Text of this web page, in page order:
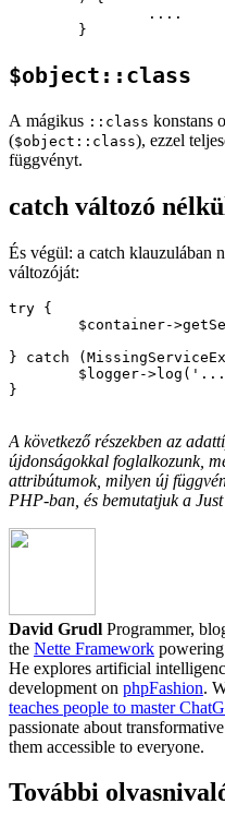
$object::class
A mágikus ::class konstans
($object::class), ezzel
függvényt.
catch változó
És végül: a catch klauzulában
változóját:
try {
} catch
}
A következő részekben az
újdonságokkal foglalkozunk,
attribútumok, milyen új
PHP-ban, és bemutatjuk a
David Grudl Programmer,
the Nette Framework
He explores artificial
development on phpFashion.
teaches people to master
passionate about
them accessible to everyone.
További